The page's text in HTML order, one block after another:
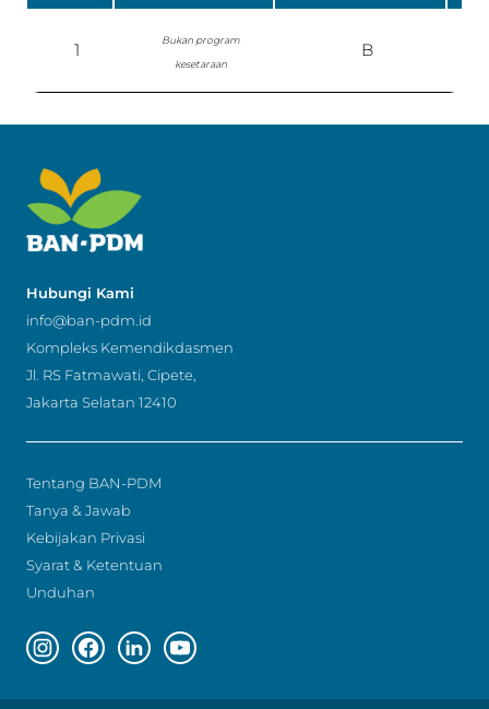
1
Bukan program
kesetaraan
B
Hubungi Kami
info@ban-pdm.id
Kompleks Kemendikdasmen
Jl. RS Fatmawati, Cipete,
Jakarta Selatan 12410
Tentang BAN-PDM
Tanya & Jawab
Kebijakan Privasi
Syarat & Ketentuan
Unduhan